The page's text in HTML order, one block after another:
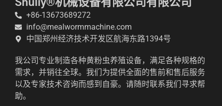
+86-13673689272
info@mealwormmachine.com
中国郑州经济技术开发区航海东路1394号
我公司专业制造各种黄粉虫养殖设备，满足各种规格的
需求，并销往全球。我们为提供全面的售前和售后服务
以及专家技术咨询而感到自豪。请随时联系我们寻求帮
助。